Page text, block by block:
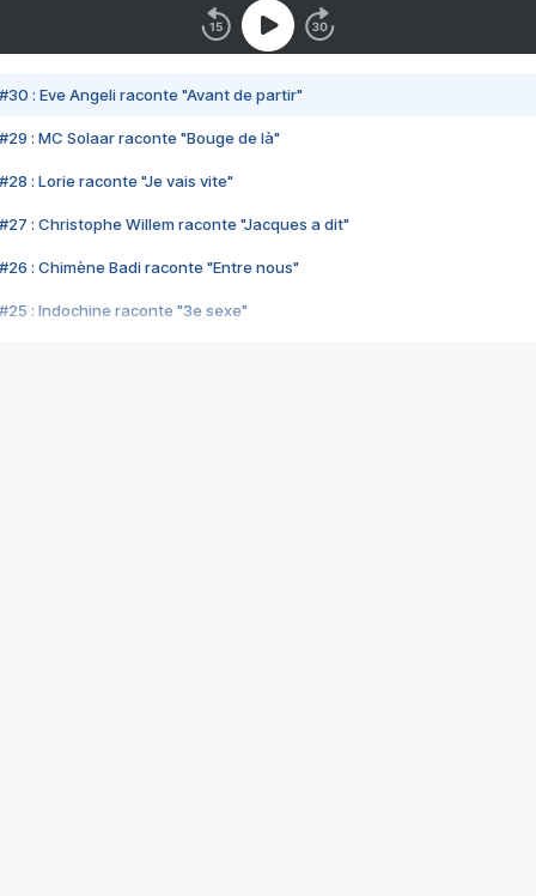
#30 : Eve Angeli raconte "Avant de partir"
#29 : MC Solaar raconte "Bouge de là"
#28 : Lorie raconte "Je vais vite"
#27 : Christophe Willem raconte "Jacques a dit"
#26 : Chimène Badi raconte "Entre nous"
#25 : Indochine raconte "3e sexe"